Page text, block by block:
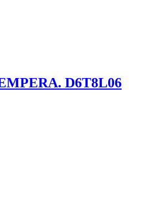
D6T8L06